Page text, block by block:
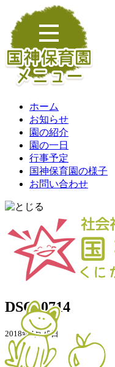
ホーム
お知らせ
園の紹介
園の一日
行事予定
国神保育園の様子
お問い合わせ
DSC00714
2018年4月25日